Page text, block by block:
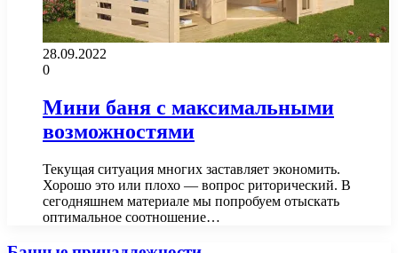
28.09.2022
0
Мини баня с максимальными
возможностями
Текущая ситуация многих заставляет экономить.
Хорошо это или плохо — вопрос риторический. В
сегодняшнем материале мы попробуем отыскать
оптимальное соотношение…